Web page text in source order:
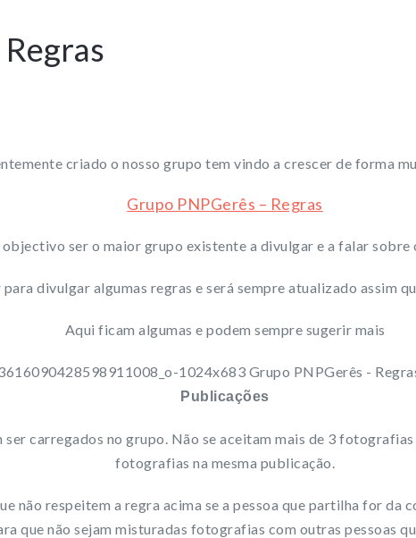
criado o nosso grupo tem vindo a crescer de forma
Grupo PNPGerês – Regras
objectivo ser o maior grupo existente a divulgar e a falar sobre
divulgar algumas regras e será sempre atualizado assim
Aqui ficam algumas e podem sempre sugerir mais
Publicações
carregados no grupo. Não se aceitam mais de 3
fotografias na mesma publicação.
não respeitem a regra acima se a pessoa que partilha for da
que não sejam misturadas fotografias com outras pessoas